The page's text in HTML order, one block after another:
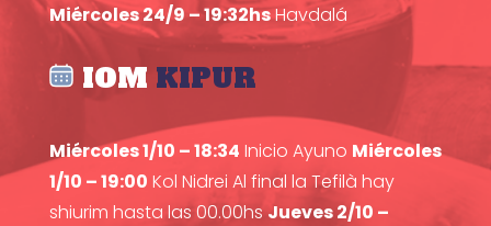
Miércoles 24/9 – 19:32hsHavdalá
IOM KIPUR
Miércoles 1/10 – 18:34 Inicio Ayuno Miércoles
1/10 – 19:00 Kol Nidrei Al final la Tefilà hay
shiurim hasta las 00.00hsJueves 2/10 –